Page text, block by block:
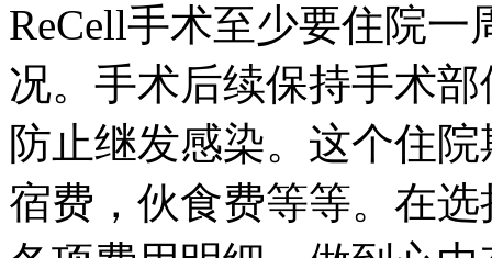
ReCell手术至少要住院
况。手术后续保持手术
防止继发感染。这个住
宿费，伙食费等等。在